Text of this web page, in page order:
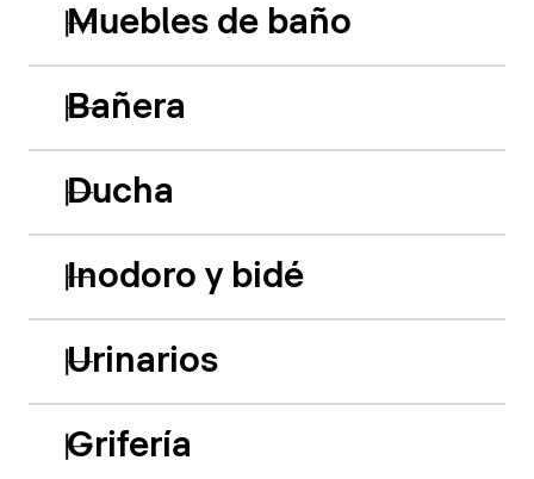
Muebles de baño
Bañera
Ducha
Inodoro y bidé
Urinarios
Grifería